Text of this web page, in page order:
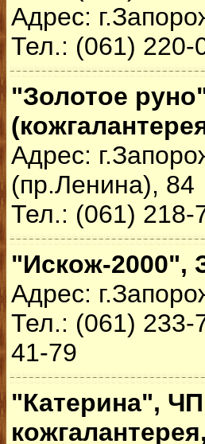
Адрес:
Тел.: (061) 220-
"Золотое
Адрес:
(пр.Ленина), 84
Тел.: (061) 218-
"Искож-2000",
Адрес:
Тел.: (061) 233-
41-79
"Катерина",